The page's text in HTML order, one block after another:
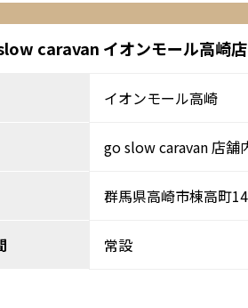
caravan イオンモール高崎店
イオンモール高崎
go slow caravan 店舗
群馬県高崎市棟高町
常設